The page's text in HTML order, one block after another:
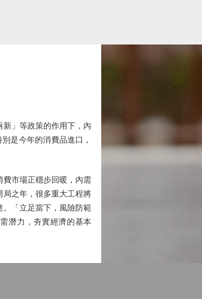
」等政策的作用下，內
是今年的消費品進口，
市場正穩步回暖，內需
之年，很多重大工程將
「立足當下，風險防範
潛力，夯實經濟的基本